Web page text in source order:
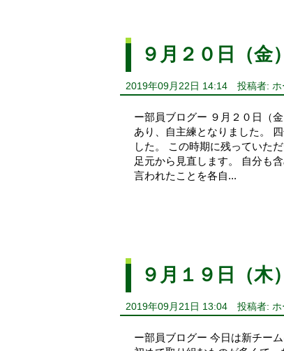
９月２０日（金
2019年09月22日 14:14 投稿者:
ー部員ブログー ９月２０日（
あり、自主練となりました。
した。 この時期に残っていた
足元から見直します。 自分も
言われたことを各自...
９月１９日（木）
2019年09月21日 13:04 投稿者:
ー部員ブログー 今日は新チー